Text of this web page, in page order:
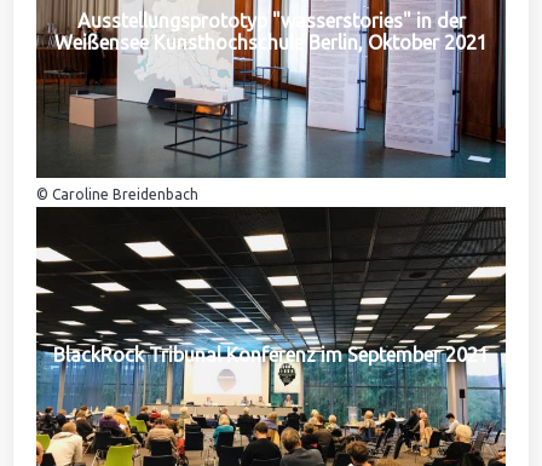
Ausstellungsprototyp "wasserstories" in der
Weißensee Kunsthochschule Berlin, Oktober 2021
© Caroline Breidenbach
BlackRock Tribunal Konferenz im September 2021